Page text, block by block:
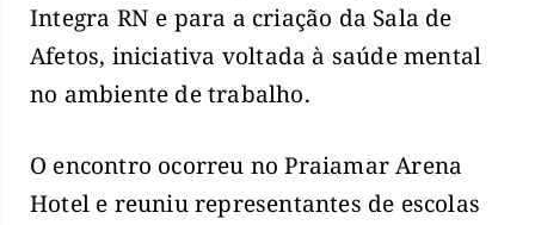
Integra RN e para a criação da Sala de
Afetos, iniciativa voltada à saúde mental
no ambiente de trabalho.
O encontro ocorreu no Praiamar Arena
Hotel e reuniu representantes de escolas